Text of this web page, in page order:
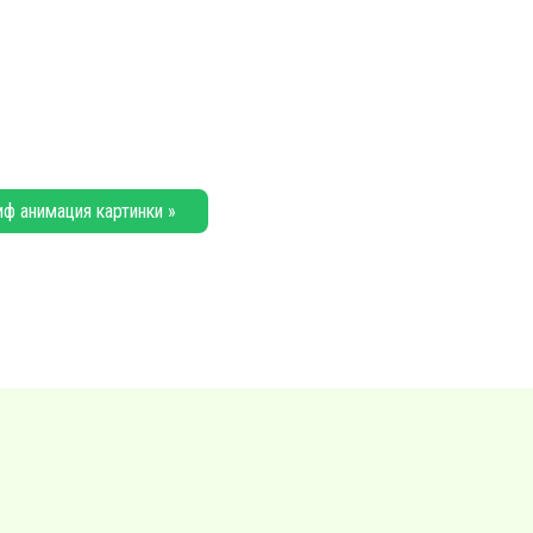
анимация картинки »